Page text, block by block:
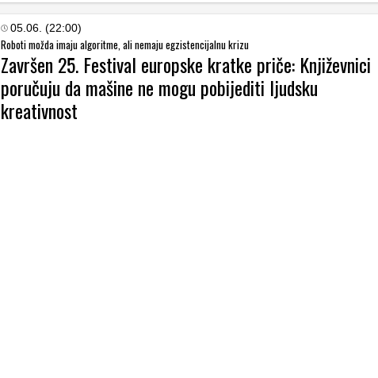
05.06. (22:00)
Roboti možda imaju algoritme, ali nemaju egzistencijalnu krizu
Završen 25. Festival europske kratke priče: Književnici
poručuju da mašine ne mogu pobijediti ljudsku
kreativnost